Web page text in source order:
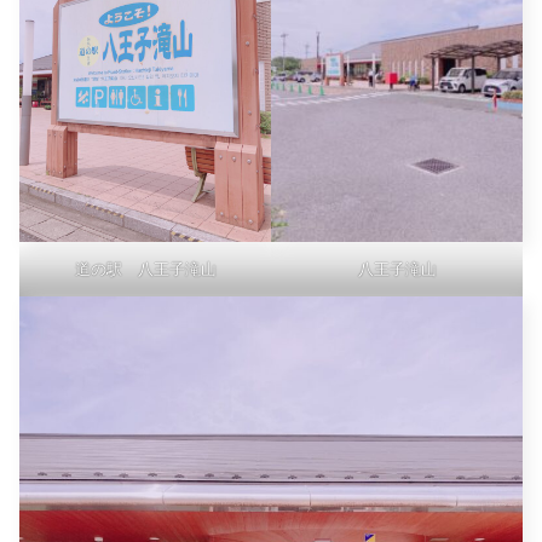
道の駅 八王子滝山 八王子滝山